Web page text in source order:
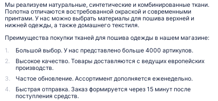
Мы реализуем натуральные, синтетические и комбинированные ткани.
Полотна отличаются востребованной окраской и современными
принтами. У нас можно выбрать материалы для пошива верхней и
нижней одежды, а также домашнего текстиля.
Преимущества покупки тканей для пошива одежды в нашем магазине:
Большой выбор. У нас представлено больше 4000 артикулов.
Высокое качество. Товары доставляются с ведущих европейских
производств.
Частое обновление. Ассортимент дополняется еженедельно.
Быстрая отправка. Заказ формируется через 15 минут после
поступления средств.